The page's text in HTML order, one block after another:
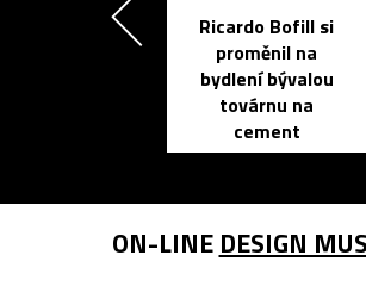
Ricardo Bofill si
proměnil na
bydlení bývalou
továrnu na
cement
ON-LINE DESIGN